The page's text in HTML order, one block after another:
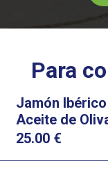
Para
Jamón
Aceite de
25.00 €